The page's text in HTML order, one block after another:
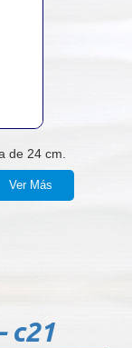
de 24 cm.
Ver Más
c21